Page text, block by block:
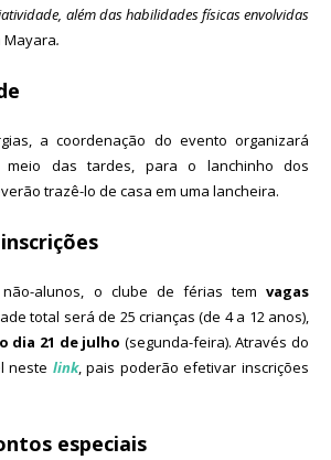
além das habilidades físicas envolvidas
Mayara.
a coordenação do evento organizará
meio das tardes, para o lanchinho dos
trazê-lo de casa em uma lancheira.
alunos, o clube de férias tem vagas
total será de 25 crianças (de 4 a 12 anos),
dia 21 de julho (segunda-feira). Através do
neste link, pais poderão efetivar inscrições
especiais